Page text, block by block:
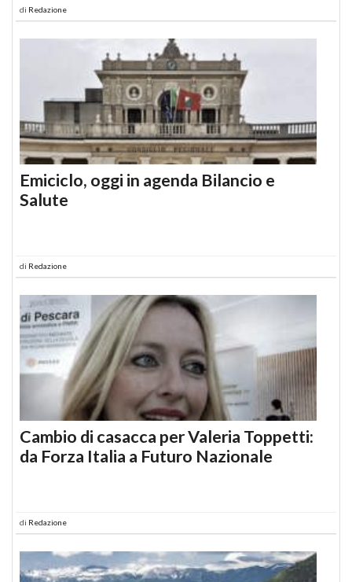
di Redazione
Emiciclo, oggi in agenda Bilancio e
Salute
di Redazione
Cambio di casacca per Valeria Toppetti:
da Forza Italia a Futuro Nazionale
di Redazione